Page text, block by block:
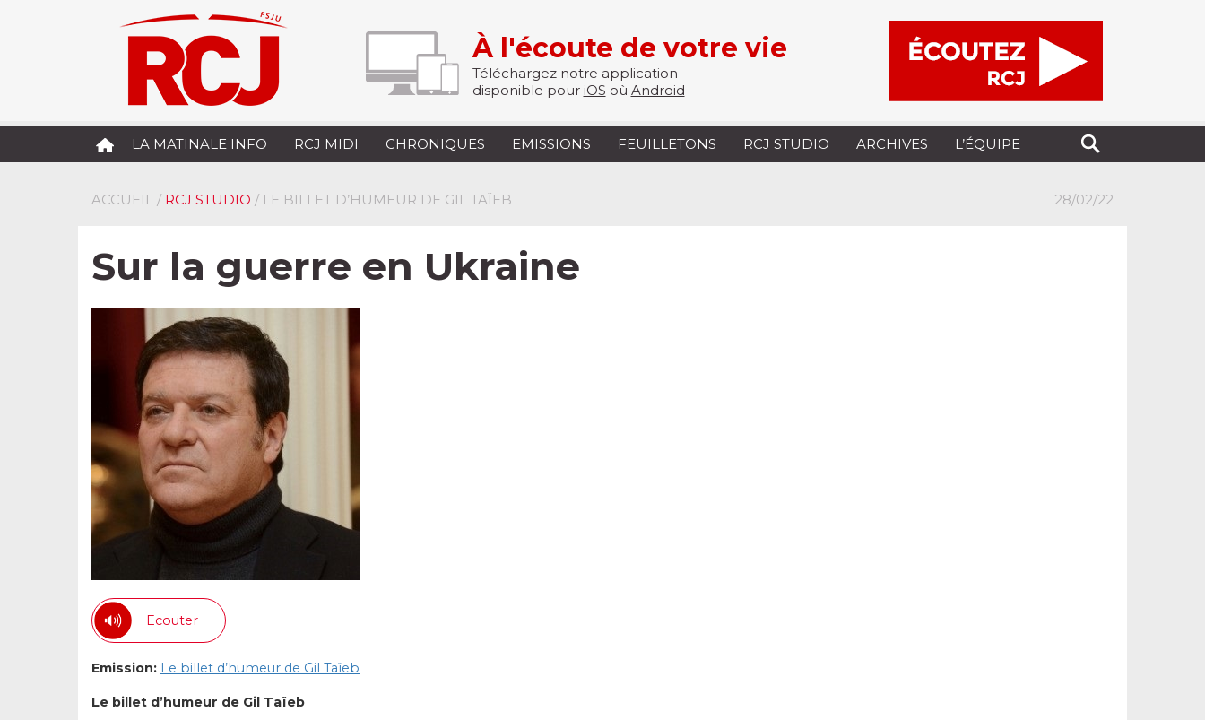
À l'écoute de votre vie
Téléchargez notre application
disponible pour iOS où Android
LA MATINALE INFO RCJ MIDI CHRONIQUES EMISSIONS FEUILLETONS RCJ STUDIO ARCHIVES L’ÉQUIPE
ACCUEIL / RCJ STUDIO / LE BILLET D’HUMEUR DE GIL TAÏEB 28/02/22
Sur la guerre en Ukraine
Ecouter
Emission: Le billet d’humeur de Gil Taïeb
Le billet d’humeur de Gil Taïeb